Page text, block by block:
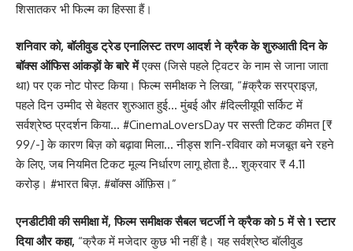
शिसातकर भी फिल्म का हिस्सा हैं।
शनिवार को, बॉलीवुड ट्रेड एनालिस्ट तरण आदर्श ने क्रैक के शुरुआती दिन के
बॉक्स ऑफिस आंकड़ों के बारे मेंएक्स (जिसे पहले ट्विटर के नाम से जाना जाता
था) पर एक नोट पोस्ट किया। फिल्म समीक्षक ने लिखा, “#क्रैक सरप्राइज़,
पहले दिन उम्मीद से बेहतर शुरुआत हुई… मुंबई और #दिल्लीयूपी सर्किट में
सर्वश्रेष्ठ प्रदर्शन किया… #CinemaLoversDay पर सस्ती टिकट कीमत [₹
99/-] के कारण बिज़ को बढ़ावा मिला… नीड्स शनि-रविवार को मजबूत बने रहने
के लिए, जब नियमित टिकट मूल्य निर्धारण लागू होता है… शुक्रवार ₹ 4.11
करोड़। #भारत बिज़. #बॉक्स ऑफ़िस।”
एनडीटीवी की समीक्षा में, फिल्म समीक्षक सैबल चटर्जी ने क्रैक को 5 में से 1 स्टार
दिया और कहा, “क्रैक में मजेदार कुछ भी नहीं है। यह सर्वश्रेष्ठ बॉलीवुड